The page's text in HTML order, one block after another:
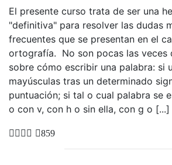
El presente curso trata de ser una
"definitiva" para resolver las dudas
frecuentes que se presentan en el
ortografía. No son pocas las veces
sobre cómo escribir una palabra: si
mayúsculas tras un determinado
puntuación; si tal o cual palabra se
o con v, con h o sin ella, con g o [...]
859